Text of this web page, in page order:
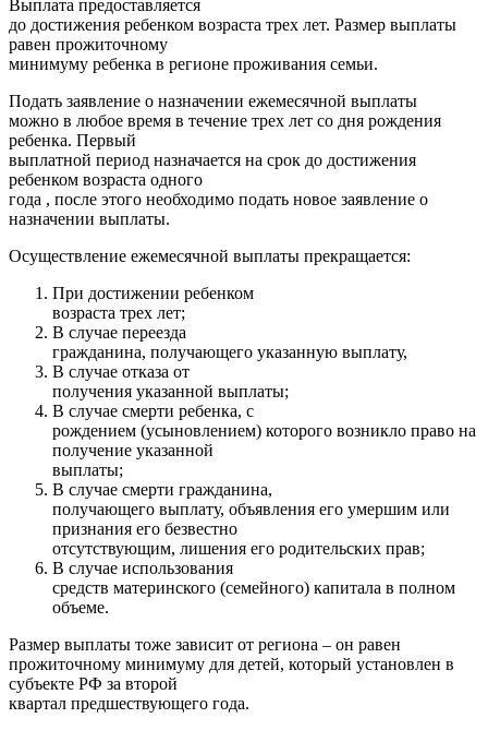
Выплата предоставляется
до достижения ребенком возраста трех лет. Размер выплаты
равен прожиточному
минимуму ребенка в регионе проживания семьи.
Подать заявление о назначении ежемесячной выплаты
можно в любое время в течение трех лет со дня рождения
ребенка. Первый
выплатной период назначается на срок до достижения
ребенком возраста одного
года , после этого необходимо подать новое заявление о
назначении выплаты.
Осуществление ежемесячной выплаты прекращается:
При достижении ребенком
возраста трех лет;
В случае переезда
гражданина, получающего указанную выплату,
В случае отказа от
получения указанной выплаты;
В случае смерти ребенка, с
рождением (усыновлением) которого возникло право на
получение указанной
выплаты;
В случае смерти гражданина,
получающего выплату, объявления его умершим или
признания его безвестно
отсутствующим, лишения его родительских прав;
В случае использования
средств материнского (семейного) капитала в полном
объеме.
Размер выплаты тоже зависит от региона – он равен
прожиточному минимуму для детей, который установлен в
субъекте РФ за второй
квартал предшествующего года.